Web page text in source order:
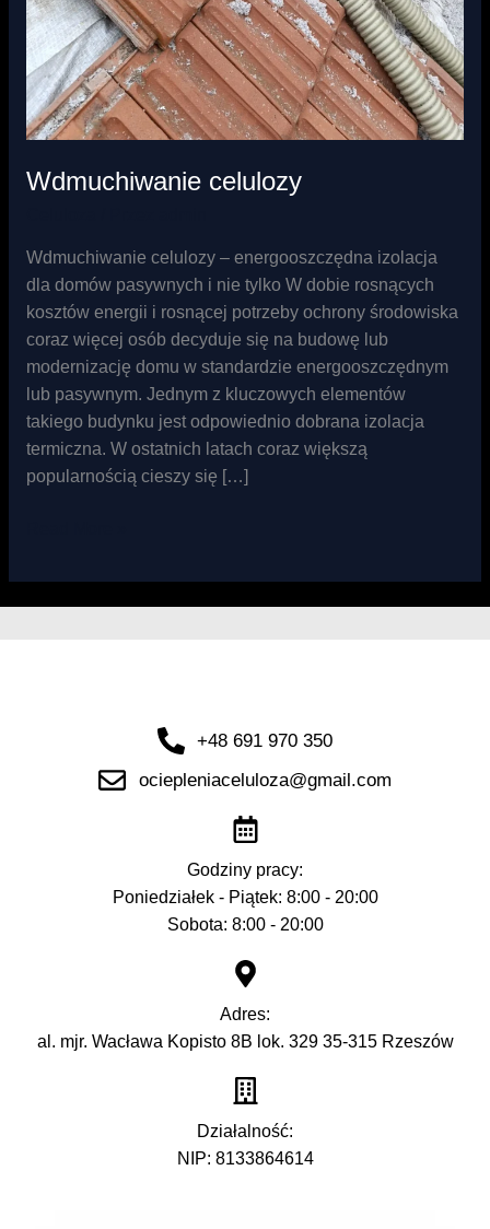
Wdmuchiwanie celulozy
Wdmuchiwanie celulozy – energooszczędna izolacja
dla domów pasywnych i nie tylko W dobie rosnących
kosztów energii i rosnącej potrzeby ochrony środowiska
coraz więcej osób decyduje się na budowę lub
modernizację domu w standardzie energooszczędnym
lub pasywnym. Jednym z kluczowych elementów
takiego budynku jest odpowiednio dobrana izolacja
termiczna. W ostatnich latach coraz większą
popularnością cieszy się […]
+48 691 970 350
ociepleniaceluloza@gmail.com
Godziny pracy:
Poniedziałek - Piątek: 8:00 - 20:00
Sobota: 8:00 - 20:00
Adres:
al. mjr. Wacława Kopisto 8B lok. 329 35-315 Rzeszów
Działalność:
NIP: 8133864614